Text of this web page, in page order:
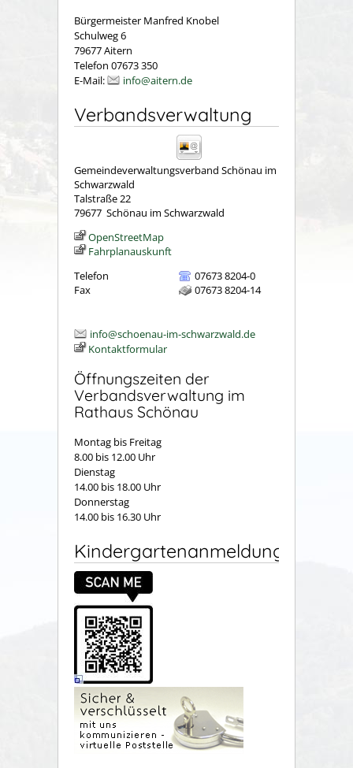
Bürgermeister Manfred Knobel
Schulweg 6
79677 Aitern
Telefon 07673 350
E-Mail:
info@aitern.de
Verbandsverwaltung
Gemeindeverwaltungsverband Schönau im
Schwarzwald
Talstraße 22
79677 Schönau im Schwarzwald
OpenStreetMap
Fahrplanauskunft
Telefon
07673 8204-0
Fax
07673 8204-14
info@schoenau-im-schwarzwald.de
Kontaktformular
Öffnungszeiten der
Verbandsverwaltung im
Rathaus Schönau
Montag bis Freitag
8.00 bis 12.00 Uhr
Dienstag
14.00 bis 18.00 Uhr
Donnerstag
14.00 bis 16.30 Uhr
Kindergartenanmeldung